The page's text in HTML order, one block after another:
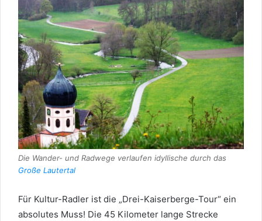
Die Wander- und Radwege verlaufen idyllische durch das
Große Lautertal
Für Kultur-Radler ist die „Drei-Kaiserberge-Tour“ ein
absolutes Muss! Die 45 Kilometer lange Strecke